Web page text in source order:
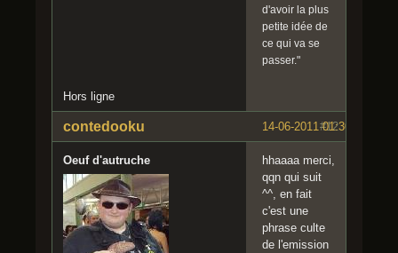
d'avoir la plus
petite idée de
ce qui va se
passer."
Hors ligne
#12
14-06-2011 01:30:45
contedooku
Oeuf d'autruche
hhaaaa merci,
qqn qui suit
^^, en fait
c'est une
phrase culte
de l'emission